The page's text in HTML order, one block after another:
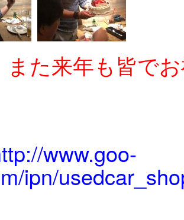
また来年も皆で
www.goo-
ipn/